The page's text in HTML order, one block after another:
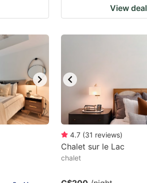
View deal
4.7 (31 reviews)
Chalet sur le Lac
chalet